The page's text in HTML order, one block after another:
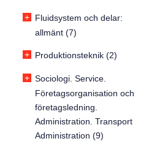
+ Fluidsystem och delar:
allmänt (7)
+ Produktionsteknik (2)
+ Sociologi. Service.
Företagsorganisation och
företagsledning.
Administration. Transport
Administration (9)